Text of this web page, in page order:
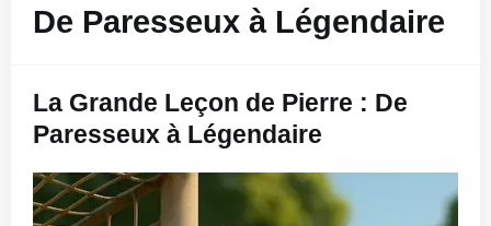
De Paresseux à Légendaire
La Grande Leçon de Pierre : De
Paresseux à Légendaire